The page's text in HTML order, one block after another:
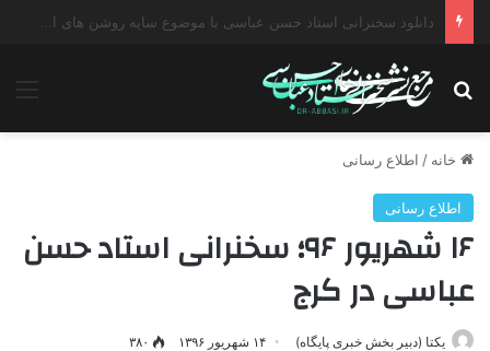
دانلود سخنرانی استاد حسن عباسی با موضوع چهار انتخاب ۱۴۰۰
جستجو برای
خانه / اطلاع رسانی
اطلاع رسانی
۱۶ شهریور ۹۶؛ سخنرانی استاد حسن
عباسی در کرج
یکتا (دبیر بخش خبری پایگاه) ۱۴ شهریور ۱۳۹۶ ۳۸۰